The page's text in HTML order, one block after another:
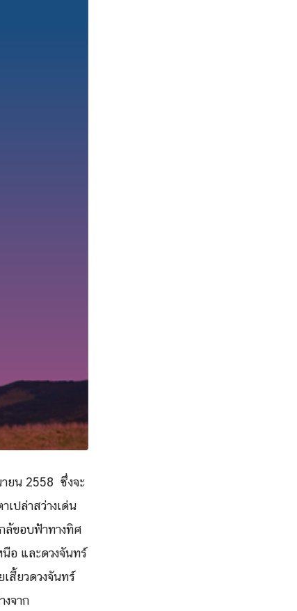
ายน 2558 ซึ่งจะ
เปล่าสว่างเด่น
ล้ขอบฟ้าทางทิศ
อ และดวงจันทร์
สี้ยวดวงจันทร์
จาก